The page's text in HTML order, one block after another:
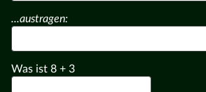
...austragen:
Was ist 8 + 3